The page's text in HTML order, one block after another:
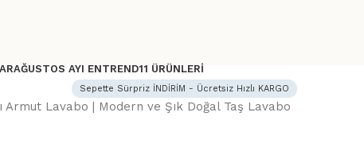
AĞUSTOS AYI ENTREND11 ÜRÜNLERI
Sepette Sürpriz İNDİRİM - Ücretsiz Hızlı KARGO
Armut Lavabo | Modern ve Şık Doğal Taş Lavabo